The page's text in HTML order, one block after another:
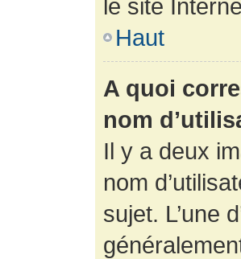
le site
Haut
A quoi
nom
Il y a deux
nom
sujet. L’une